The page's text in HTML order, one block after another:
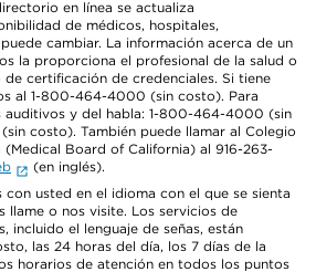
en línea se actualiza
de médicos, hospitales,
cambiar. La información acerca de un
la proporciona el profesional de la salud o
certificación de credenciales. Si tiene
al 1-800-464-4000 (sin costo). Para
auditivos y del habla: 1-800-464-4000 (sin
(sin costo). También puede llamar al Colegio
Board of California) al 916-263-
(en inglés).
con usted en el idioma con el que se sienta
llame o nos visite. Los servicios de
incluido el lenguaje de señas, están
las 24 horas del día, los 7 días de la
horarios de atención en todos los puntos